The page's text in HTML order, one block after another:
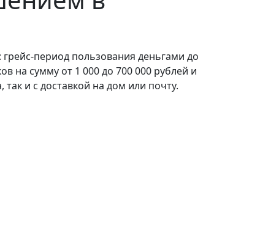
период пользования деньгами до
на сумму от 1 000 до 700 000 рублей и
и с доставкой на дом или почту.